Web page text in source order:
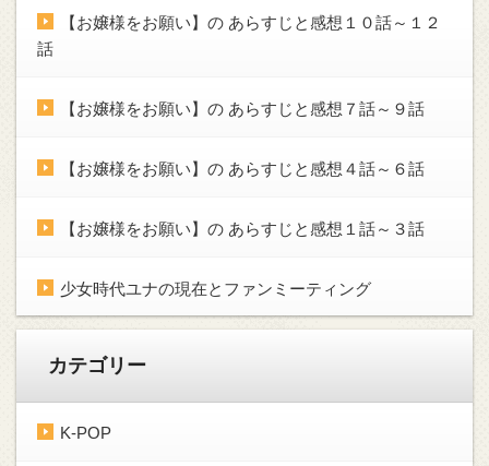
【お嬢様をお願い】の あらすじと感想１０話～１２
話
【お嬢様をお願い】の あらすじと感想７話～９話
【お嬢様をお願い】の あらすじと感想４話～６話
【お嬢様をお願い】の あらすじと感想１話～３話
少女時代ユナの現在とファンミーティング
カテゴリー
K-POP